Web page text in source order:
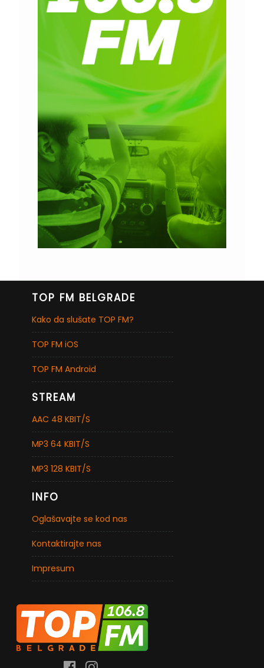
TOP FM BELGRADE
Kako da slušate TOP FM?
TOP FM iOS
TOP FM Android
STREAM
AAC 48 KBIT/S
MP3 64 KBIT/S
MP3 128 KBIT/S
INFO
Oglašavajte se kod nas
Kontaktirajte nas
Impresum